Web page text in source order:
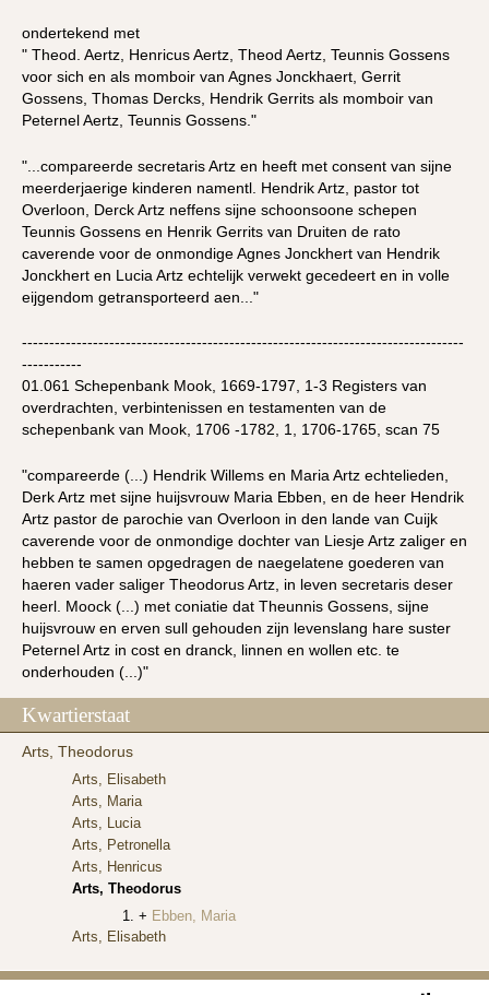
ondertekend met
" Theod. Aertz, Henricus Aertz, Theod Aertz, Teunnis Gossens
voor sich en als momboir van Agnes Jonckhaert, Gerrit
Gossens, Thomas Dercks, Hendrik Gerrits als momboir van
Peternel Aertz, Teunnis Gossens."
"...compareerde secretaris Artz en heeft met consent van sijne
meerderjaerige kinderen namentl. Hendrik Artz, pastor tot
Overloon, Derck Artz neffens sijne schoonsoone schepen
Teunnis Gossens en Henrik Gerrits van Druiten de rato
caverende voor de onmondige Agnes Jonckhert van Hendrik
Jonckhert en Lucia Artz echtelijk verwekt gecedeert en in volle
eijgendom getransporteerd aen..."
---------------------------------------------------------------------------------
-----------
01.061 Schepenbank Mook, 1669-1797, 1-3 Registers van
overdrachten, verbintenissen en testamenten van de
schepenbank van Mook, 1706 -1782, 1, 1706-1765, scan 75
"compareerde (...) Hendrik Willems en Maria Artz echtelieden,
Derk Artz met sijne huijsvrouw Maria Ebben, en de heer Hendrik
Artz pastor de parochie van Overloon in den lande van Cuijk
caverende voor de onmondige dochter van Liesje Artz zaliger en
hebben te samen opgedragen de naegelatene goederen van
haeren vader saliger Theodorus Artz, in leven secretaris deser
heerl. Moock (...) met coniatie dat Theunnis Gossens, sijne
huijsvrouw en erven sull gehouden zijn levenslang hare suster
Peternel Artz in cost en dranck, linnen en wollen etc. te
onderhouden (...)"
Kwartierstaat
Arts, Theodorus
Arts, Elisabeth
Arts, Maria
Arts, Lucia
Arts, Petronella
Arts, Henricus
Arts, Theodorus
Ebben, Maria
Arts, Elisabeth